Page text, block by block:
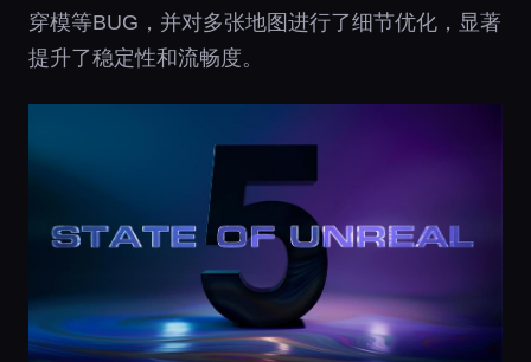
穿模等BUG，并对多张地图进行了细节优化，显著
提升了稳定性和流畅度。